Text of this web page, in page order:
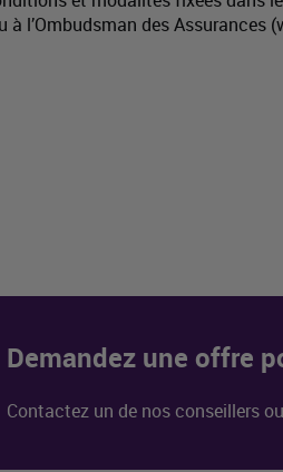
à l’Ombudsman des Assurances
Demandez une offre
Contactez un de nos conseillers